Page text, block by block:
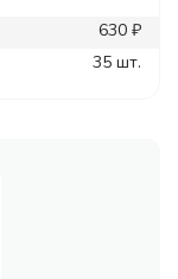
630 ₽
35 шт.